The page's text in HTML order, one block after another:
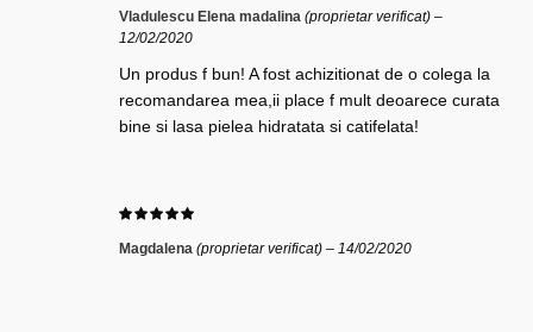
Vladulescu Elena madalina (proprietar verificat) –
12/02/2020
Un produs f bun! A fost achizitionat de o colega la
recomandarea mea,ii place f mult deoarece curata
bine si lasa pielea hidratata si catifelata!
Magdalena (proprietar verificat) – 14/02/2020